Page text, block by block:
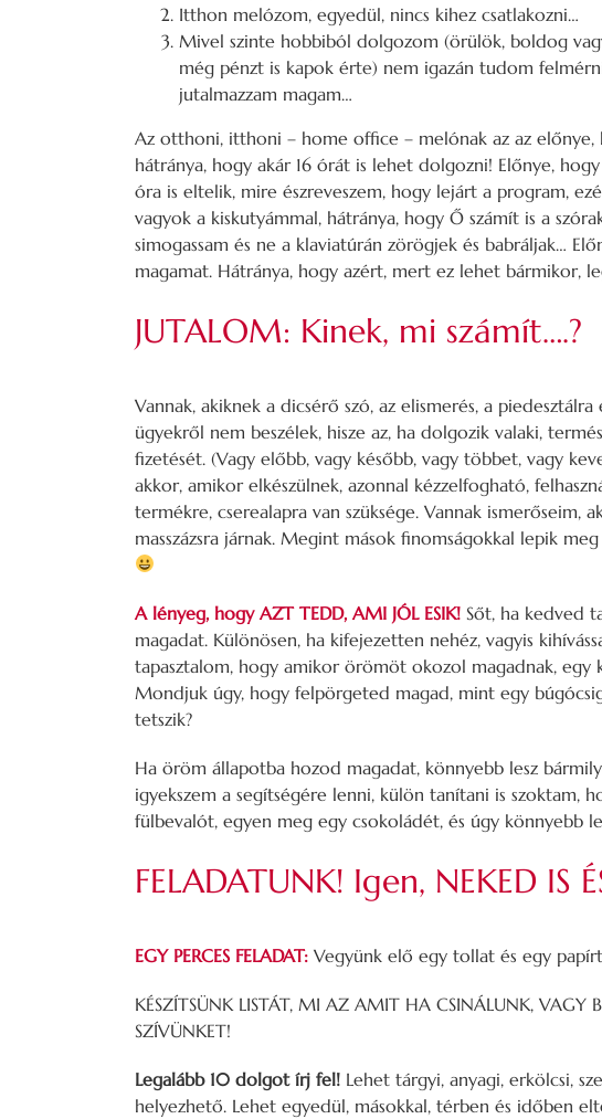
Itthon melózom, egyedül, nincs kihez csatlakozni…
Mivel szinte hobbiból dolgozom (örülök, boldog
még pénzt is kapok érte) nem igazán tudom
jutalmazzam magam…
Az otthoni, itthoni – home office – melónak az az előnye,
hátránya, hogy akár 16 órát is lehet dolgozni! Előnye,
óra is eltelik, mire észreveszem, hogy lejárt a program,
vagyok a kiskutyámmal, hátránya, hogy Ő számít is a
simogassam és ne a klaviatúrán zörögjek és babráljak…
magamat. Hátránya, hogy azért, mert ez lehet bármikor,
JUTALOM: Kinek, mi számít….?
Vannak, akiknek a dicsérő szó, az elismerés, a
ügyekről nem beszélek, hisze az, ha dolgozik valaki,
fizetését. (Vagy előbb, vagy később, vagy többet, vagy
akkor, amikor elkészülnek, azonnal kézzelfogható,
termékre, cserealapra van szüksége. Vannak ismerőseim,
masszázsra járnak. Megint mások finomságokkal lepik
A lényeg, hogy AZT TEDD, AMI JÓL ESIK! Sőt, ha kedved
magadat. Különösen, ha kifejezetten nehéz, vagyis
tapasztalom, hogy amikor örömöt okozol magadnak,
Mondjuk úgy, hogy felpörgeted magad, mint egy
tetszik?
Ha öröm állapotba hozod magadat, könnyebb lesz
igyekszem a segítségére lenni, külön tanítani is szoktam,
fülbevalót, egyen meg egy csokoládét, és úgy könnyebb
FELADATUNK! Igen, NEKED IS
EGY PERCES FELADAT: Vegyünk elő egy tollat és egy
KÉSZÍTSÜNK LISTÁT, MI AZ AMIT HA CSINÁLUNK, VAGY
SZÍVÜNKET!
Legalább 10 dolgot írj fel! Lehet tárgyi, anyagi, erkölcsi,
helyezhető. Lehet egyedül, másokkal, térben és időben